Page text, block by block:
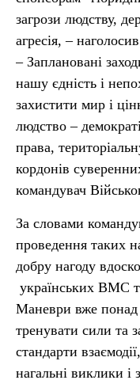
загрози людству,
агресія, –
– Заплановані
нашу єдність і
захистити мир і
людство –
права,
кордонів
командувач
За словами
проведення таких
добру нагоду
українських ВМС
Маневри вже понад
тренувати сили та
стандарти
нагальні виклики і